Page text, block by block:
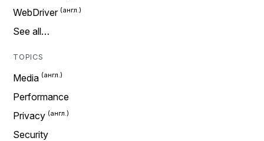
WebDriver
See all…
TOPICS
Media
Performance
Privacy
Security